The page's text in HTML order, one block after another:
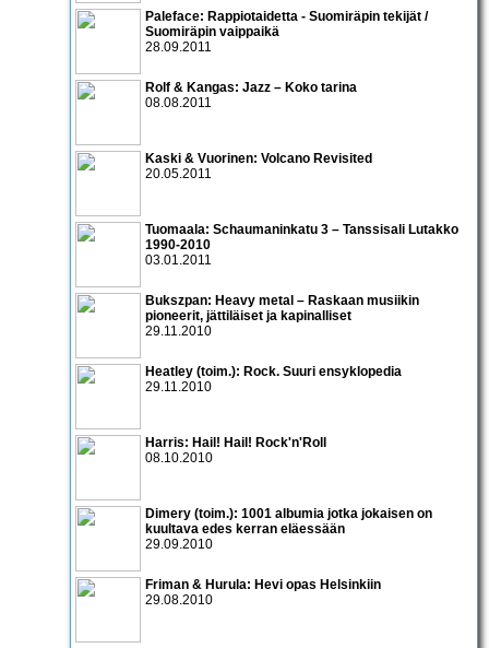
Paleface: Rappiotaidetta - Suomiräpin tekijät /
Suomiräpin vaippaikä
28.09.2011
Rolf & Kangas: Jazz – Koko tarina
08.08.2011
Kaski & Vuorinen: Volcano Revisited
20.05.2011
Tuomaala: Schaumaninkatu 3 – Tanssisali Lutakko
1990­-2010
03.01.2011
Bukszpan: Heavy metal – Raskaan musiikin
pioneerit, jättiläiset ja kapinalliset
29.11.2010
Heatley (toim.): Rock. Suuri ensyklopedia
29.11.2010
Harris: Hail! Hail! Rock'n'Roll
08.10.2010
Dimery (toim.): 1001 albumia jotka jokaisen on
kuultava edes kerran eläessään
29.09.2010
Friman & Hurula: Hevi opas Helsinkiin
29.08.2010